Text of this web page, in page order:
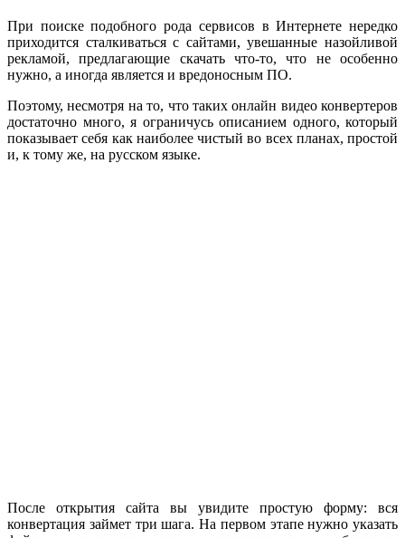
При поиске подобного рода сервисов в Интернете нередко
приходится сталкиваться с сайтами, увешанные назойливой
рекламой, предлагающие скачать что-то, что не особенно
нужно, а иногда является и вредоносным ПО.
Поэтому, несмотря на то, что таких онлайн видео конвертеров
достаточно много, я ограничусь описанием одного, который
показывает себя как наиболее чистый во всех планах, простой
и, к тому же, на русском языке.
После открытия сайта вы увидите простую форму: вся
конвертация займет три шага. На первом этапе нужно указать